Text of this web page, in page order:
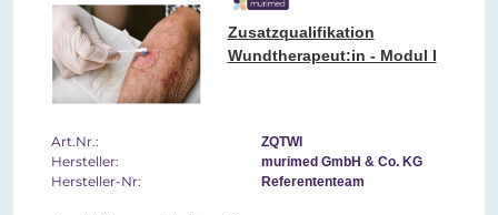
Zusatzqualifikation
Wundtherapeut:in - Modul I
Art.Nr.: ZQTWI
Hersteller: murimed GmbH & Co. KG
Hersteller-Nr: Referententeam